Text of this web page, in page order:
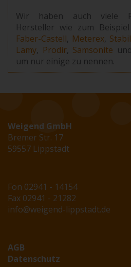
Wir haben auch viele
Hersteller wie zum Beispiel
Faber-Castell, Meterex,
Lamy, Prodir, Samsonite und
um nur einige zu nennen.
Weigend GmbH
Bremer Str. 17
59557 Lippstadt
Fon 02941 - 14154
Fax 02941 - 21282
info@weigend-lippstadt.de
AGB
Datenschutz